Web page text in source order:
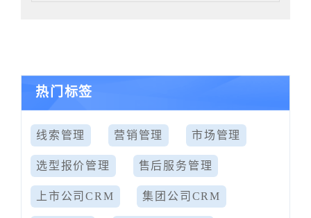
热门标签
线索管理 营销管理 市场管理
选型报价管理 售后服务管理
上市公司CRM 集团公司CRM